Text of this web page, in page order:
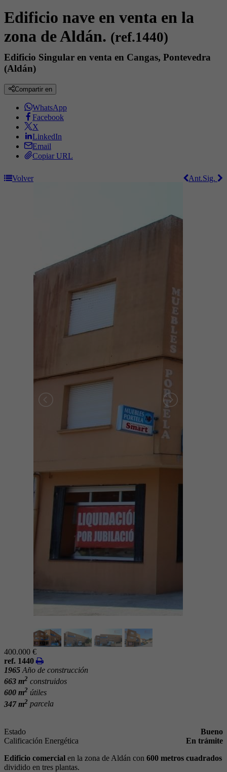
Edificio nave en venta en la
zona de Aldán. (ref.1440)
Edificio Singular en venta en Cangas, Pontevedra
(Aldán)
Compartir en
WhatsApp
Facebook
X
LinkedIn
Email
Copiar URL
Volver Sig.
Ant.
400.000 €
ref. 1440
1965 Año de construcción
663 m2 construidos
600 m2 útiles
347 m2 parcela
Estado
Bueno
Calificación Energética
En trámite
Edificio comercial en la zona de Aldán con 600 metros cuadrados
dividido en tres plantas.